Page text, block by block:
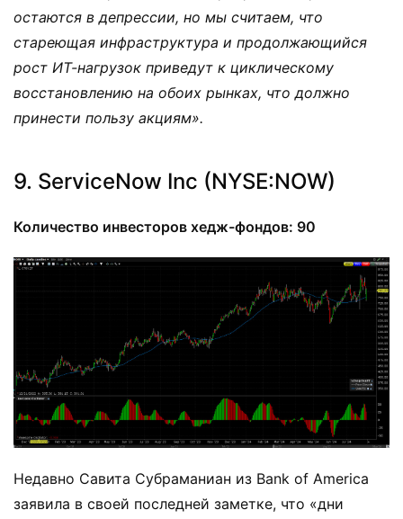
остаются в депрессии, но мы считаем, что
стареющая инфраструктура и продолжающийся
рост ИТ-нагрузок приведут к циклическому
восстановлению на обоих рынках, что должно
принести пользу акциям».
9. ServiceNow Inc (NYSE:NOW)
Количество инвесторов хедж-фондов: 90
Недавно Савита Субраманиан из Bank of America
заявила в своей последней заметке, что «дни